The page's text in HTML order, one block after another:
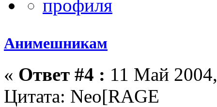
Анимешникам
« Ответ #4 : 11 Май
Цитата: Neo[RAGE